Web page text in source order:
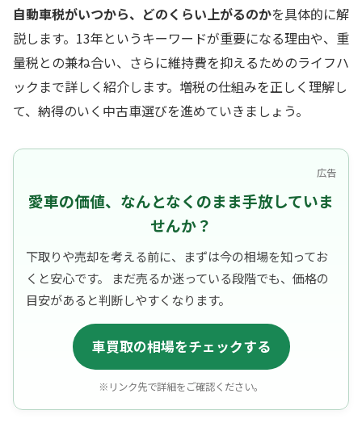
自動車税がいつから、どのくらい上がるのかを具体的に解
説します。13年というキーワードが重要になる理由や、重
量税との兼ね合い、さらに維持費を抑えるためのライフハ
ックまで詳しく紹介します。増税の仕組みを正しく理解し
て、納得のいく中古車選びを進めていきましょう。
広告
愛車の価値、なんとなくのまま手放していま
せんか？
下取りや売却を考える前に、まずは今の相場を知ってお
くと安心です。 まだ売るか迷っている段階でも、価格の
目安があると判断しやすくなります。
車買取の相場をチェックする
※リンク先で詳細をご確認ください。